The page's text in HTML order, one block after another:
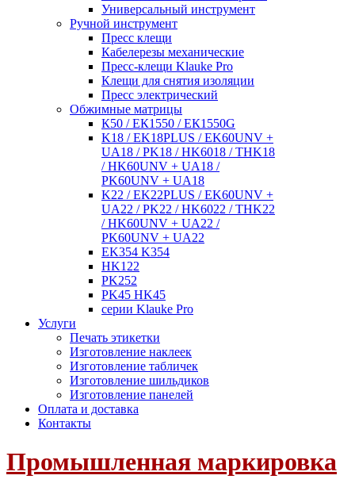
Универсальный инструмент
Ручной инструмент
Пресс клещи
Кабелерезы механические
Пресс-клещи Klauke Pro
Клещи для снятия изоляции
Пресс электрический
Обжимные матрицы
К50 / ЕК1550 / ЕК1550G
K18 / EK18PLUS / EK60UNV +
UA18 / PK18 / HK6018 / THK18
/ HK60UNV + UA18 /
PK60UNV + UA18
K22 / EK22PLUS / EK60UNV +
UA22 / PK22 / HK6022 / THK22
/ HK60UNV + UA22 /
PK60UNV + UA22
EK354 K354
HK122
PK252
PK45 HK45
серии Klauke Pro
Услуги
Печать этикетки
Изготовление наклеек
Изготовление табличек
Изготовление шильдиков
Изготовление панелей
Оплата и доставка
Контакты
Промышленная маркировка